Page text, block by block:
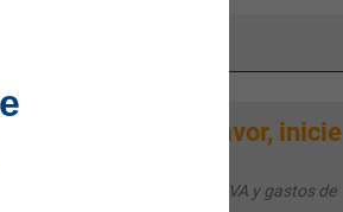
Por favor, inicie
Todos los precios más IVA y gastos de